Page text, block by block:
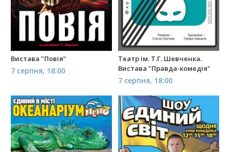
Вистава "Повія"
7 серпня, 18:00
Театр ім. Т.Г. Шевченка.
Вистава "Правда-комедія"
7 серпня, 18:00